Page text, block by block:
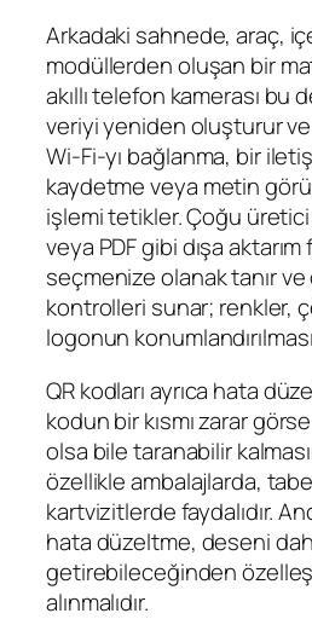
Arkadaki sahnede, araç,
modüllerden oluşan bir
akıllı telefon kamerası bu
veriyi yeniden oluşturur ve
Wi‑Fi‑yı bağlanma, bir
kaydetme veya metin
işlemi tetikler. Çoğu üretici
veya PDF gibi dışa aktarım
seçmenize olanak tanır
kontrolleri sunar; renkler,
logonun
QR kodları ayrıca hata
kodun bir kısmı zarar
olsa bile taranabilir
özellikle ambalajlarda,
kartvizitlerde faydalıdır.
hata düzeltme, deseni
getirebileceğinden
alınmalıdır.